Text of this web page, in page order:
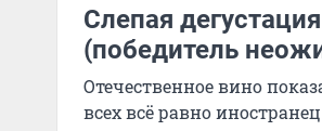
Слепая
(победитель
Отечественное вино
всех всё равно иностранец